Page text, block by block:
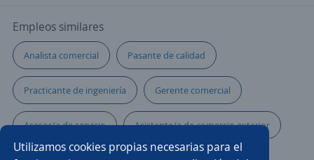
Utilizamos cookies propias necesarias para el
Empleos similares
Analista comercial Pasante de calidad
Practicante de ingeniería Gerente comercial
Asesor/a de servicio Asistente/a de comercio exterior